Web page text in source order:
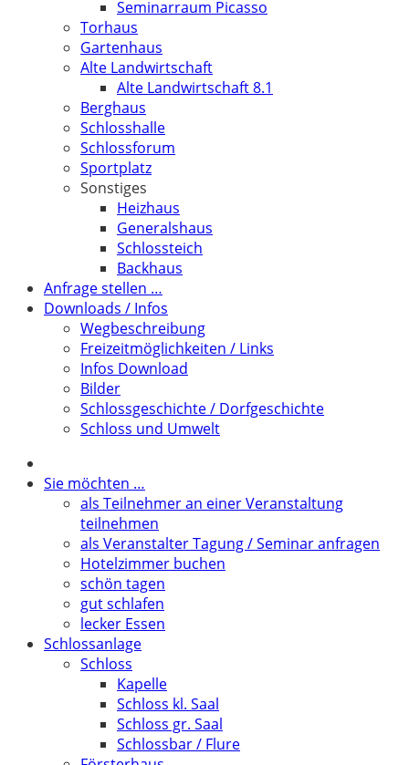
Seminarraum Picasso
Torhaus
Gartenhaus
Alte Landwirtschaft
Alte Landwirtschaft 8.1
Berghaus
Schlosshalle
Schlossforum
Sportplatz
Sonstiges
Heizhaus
Generalshaus
Schlossteich
Backhaus
Anfrage stellen …
Downloads / Infos
Wegbeschreibung
Freizeitmöglichkeiten / Links
Infos Download
Bilder
Schlossgeschichte / Dorfgeschichte
Schloss und Umwelt
Sie möchten …
als Teilnehmer an einer Veranstaltung
teilnehmen
als Veranstalter Tagung / Seminar anfragen
Hotelzimmer buchen
schön tagen
gut schlafen
lecker Essen
Schlossanlage
Schloss
Kapelle
Schloss kl. Saal
Schloss gr. Saal
Schlossbar / Flure